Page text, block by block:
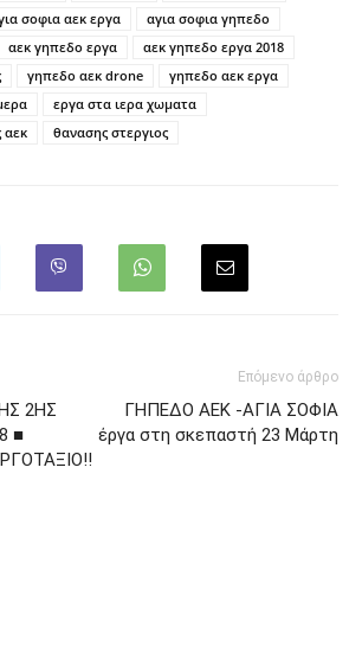
σοφια αεκ εργα
αγια σοφια γηπεδο
αεκ γηπεδο εργα
αεκ γηπεδο εργα 2018
γηπεδο αεκ drone
γηπεδο αεκ εργα
εργα στα ιερα χωματα
αεκ
θανασης στεργιος
2ΗΣ
■
Επόμενο άρθρο
ΓΗΠΕΔΟ ΑΕΚ -ΑΓΙΑ ΣΟΦΙΑ
έργα στη σκεπαστή 23 Μάρτη